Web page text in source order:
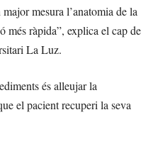
mesura l’anatomia de la
més ràpida”, explica el cap de
La Luz.
és alleujar la
el pacient recuperi la seva